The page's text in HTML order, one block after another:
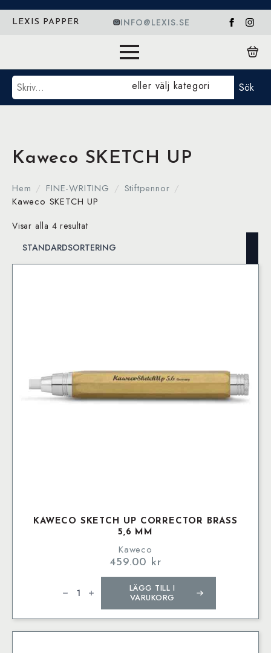
LEXIS PAPPER INFO@LEXIS.SE
Sök eller välj kategori Sök
Kaweco SKETCH UP
Hem FINE-WRITING
Stiftpennor
Kaweco SKETCH UP
Visar alla 4 resultat
KAWECO SKETCH UP CORRECTOR BRASS
5,6 MM
Kaweco
459.00 kr
SKETCH
UP
5,6
mm
LÄGG TILL I
VARUKORG